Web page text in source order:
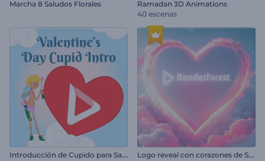
Marcha 8 Saludos Florales
Ramadan 3D Animations
40 escenas
I
ntroducción de Cupido para San Valentín L
ogo reveal con corazones de San Valentín